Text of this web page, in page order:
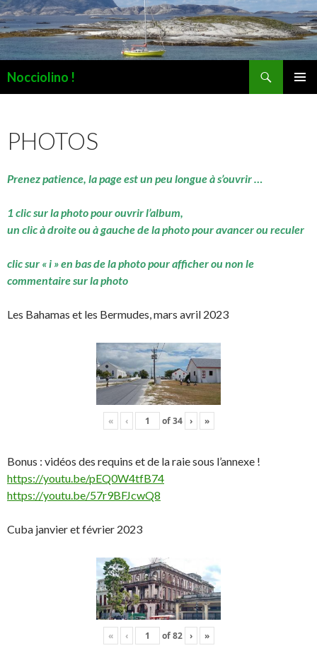
Nocciolino !
PHOTOS
Prenez patience, la page est un peu longue à s’ouvrir …
1 clic sur la photo pour ouvrir l’album,
un clic à droite ou à gauche de la photo pour avancer ou reculer
clic sur « i » en bas de la photo pour afficher ou non le
commentaire sur la photo
Les Bahamas et les Bermudes, mars avril 2023
« ‹ of34 › »
Bonus : vidéos des requins et de la raie sous l’annexe !
https://youtu.be/pEQ0W4tfB74
https://youtu.be/57r9BFJcwQ8
Cuba janvier et février 2023
« ‹ of82 › »